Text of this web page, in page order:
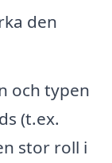
den
och typen
(t.ex.
stor roll i